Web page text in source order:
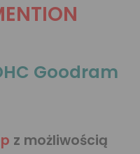
Goodram
z możliwością